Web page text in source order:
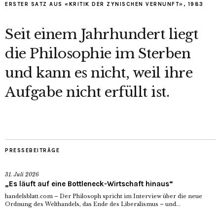
ERSTER SATZ AUS «KRITIK DER ZYNISCHEN VERNUNFT», 1983
Seit einem Jahrhundert liegt
die Philosophie im Sterben
und kann es nicht, weil ihre
Aufgabe nicht erfüllt ist.
PRESSEBEITRÄGE
31. Juli 2026
„Es läuft auf eine Bottleneck-Wirtschaft hinaus“
handelsblatt.com – Der Philosoph spricht im Interview über die neue
Ordnung des Welthandels, das Ende des Liberalismus – und...